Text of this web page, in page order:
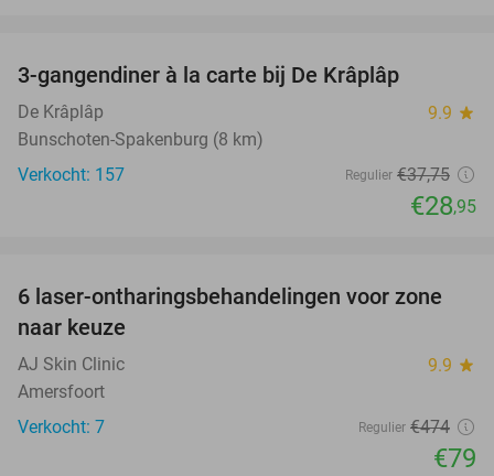
3-gangendiner à la carte bij De Krâplâp
De Krâplâp 9.9 star
Bunschoten-Spakenburg (8 km)
Verkocht: 157
Regulier €37,75
€28,95
83%
6 laser-ontharingsbehandelingen voor zone
naar keuze
AJ Skin Clinic 9.9 star
Amersfoort
Verkocht: 7
Regulier €474
€79